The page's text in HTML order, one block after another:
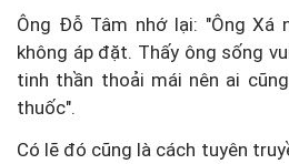
Ông Đỗ Tâm nhớ lại: "Ông Xá
không áp đặt. Thấy ông sống
tinh thần thoải mái nên ai
thuốc".
Có lẽ đó cũng là cách tuyên